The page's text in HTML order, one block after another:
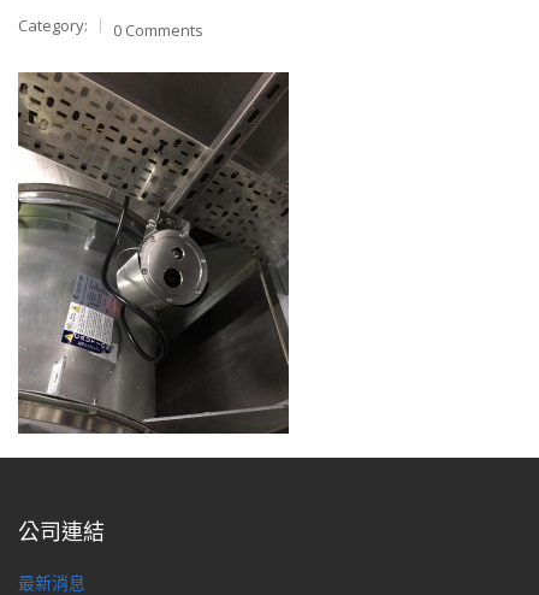
Category: 0 Comments
公司連結
最新消息